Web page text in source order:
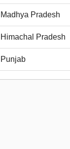
Madhya Pradesh
Himachal Pradesh
Punjab